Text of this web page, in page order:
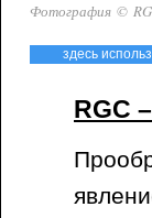
Фотография ©
здесь
RGC